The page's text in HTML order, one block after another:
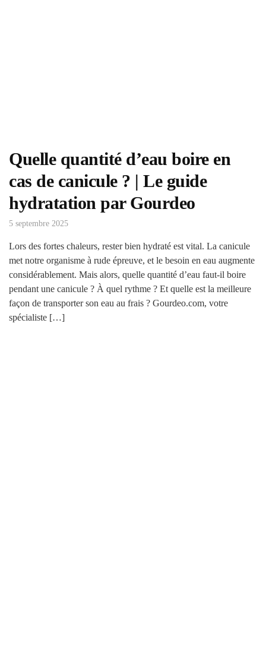
Quelle quantité d’eau boire en
cas de canicule ? | Le guide
hydratation par Gourdeo
5 septembre 2025
Lors des fortes chaleurs, rester bien hydraté est vital. La canicule
met notre organisme à rude épreuve, et le besoin en eau augmente
considérablement. Mais alors, quelle quantité d’eau faut-il boire
pendant une canicule ? À quel rythme ? Et quelle est la meilleure
façon de transporter son eau au frais ? Gourdeo.com, votre
spécialiste […]